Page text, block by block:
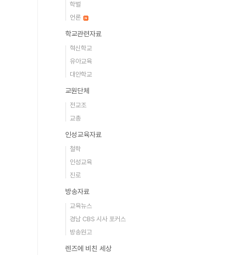
학벌
언론
학교관련자료
혁신학교
유아교육
대안학교
교원단체
전교조
교총
인성교육자료
철학
인성교육
진로
방송자료
교육뉴스
경남 CBS 시사 포커스
방송원고
렌즈에 비친 세상